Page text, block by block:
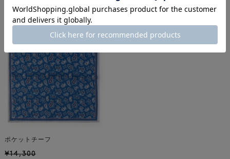
着用しているアイテム
ポケットチーフ
¥14,300